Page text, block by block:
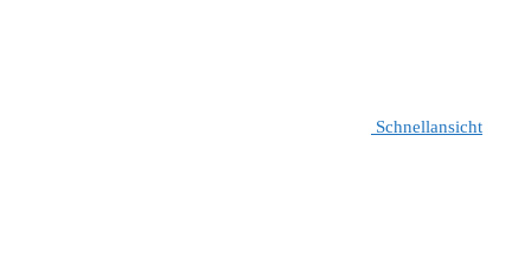
Schnellansicht